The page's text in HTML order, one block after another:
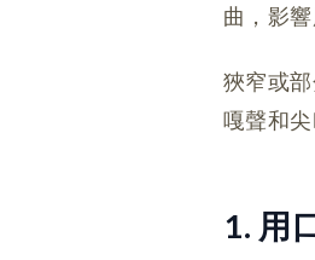
曲，影
狹窄或
嘎聲和
1. 用